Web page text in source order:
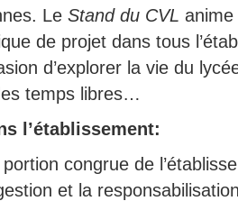
Le Stand du CVL
de projet dans tous
d’explorer la vie du
temps libres…
l’établissement:
congrue de
et la